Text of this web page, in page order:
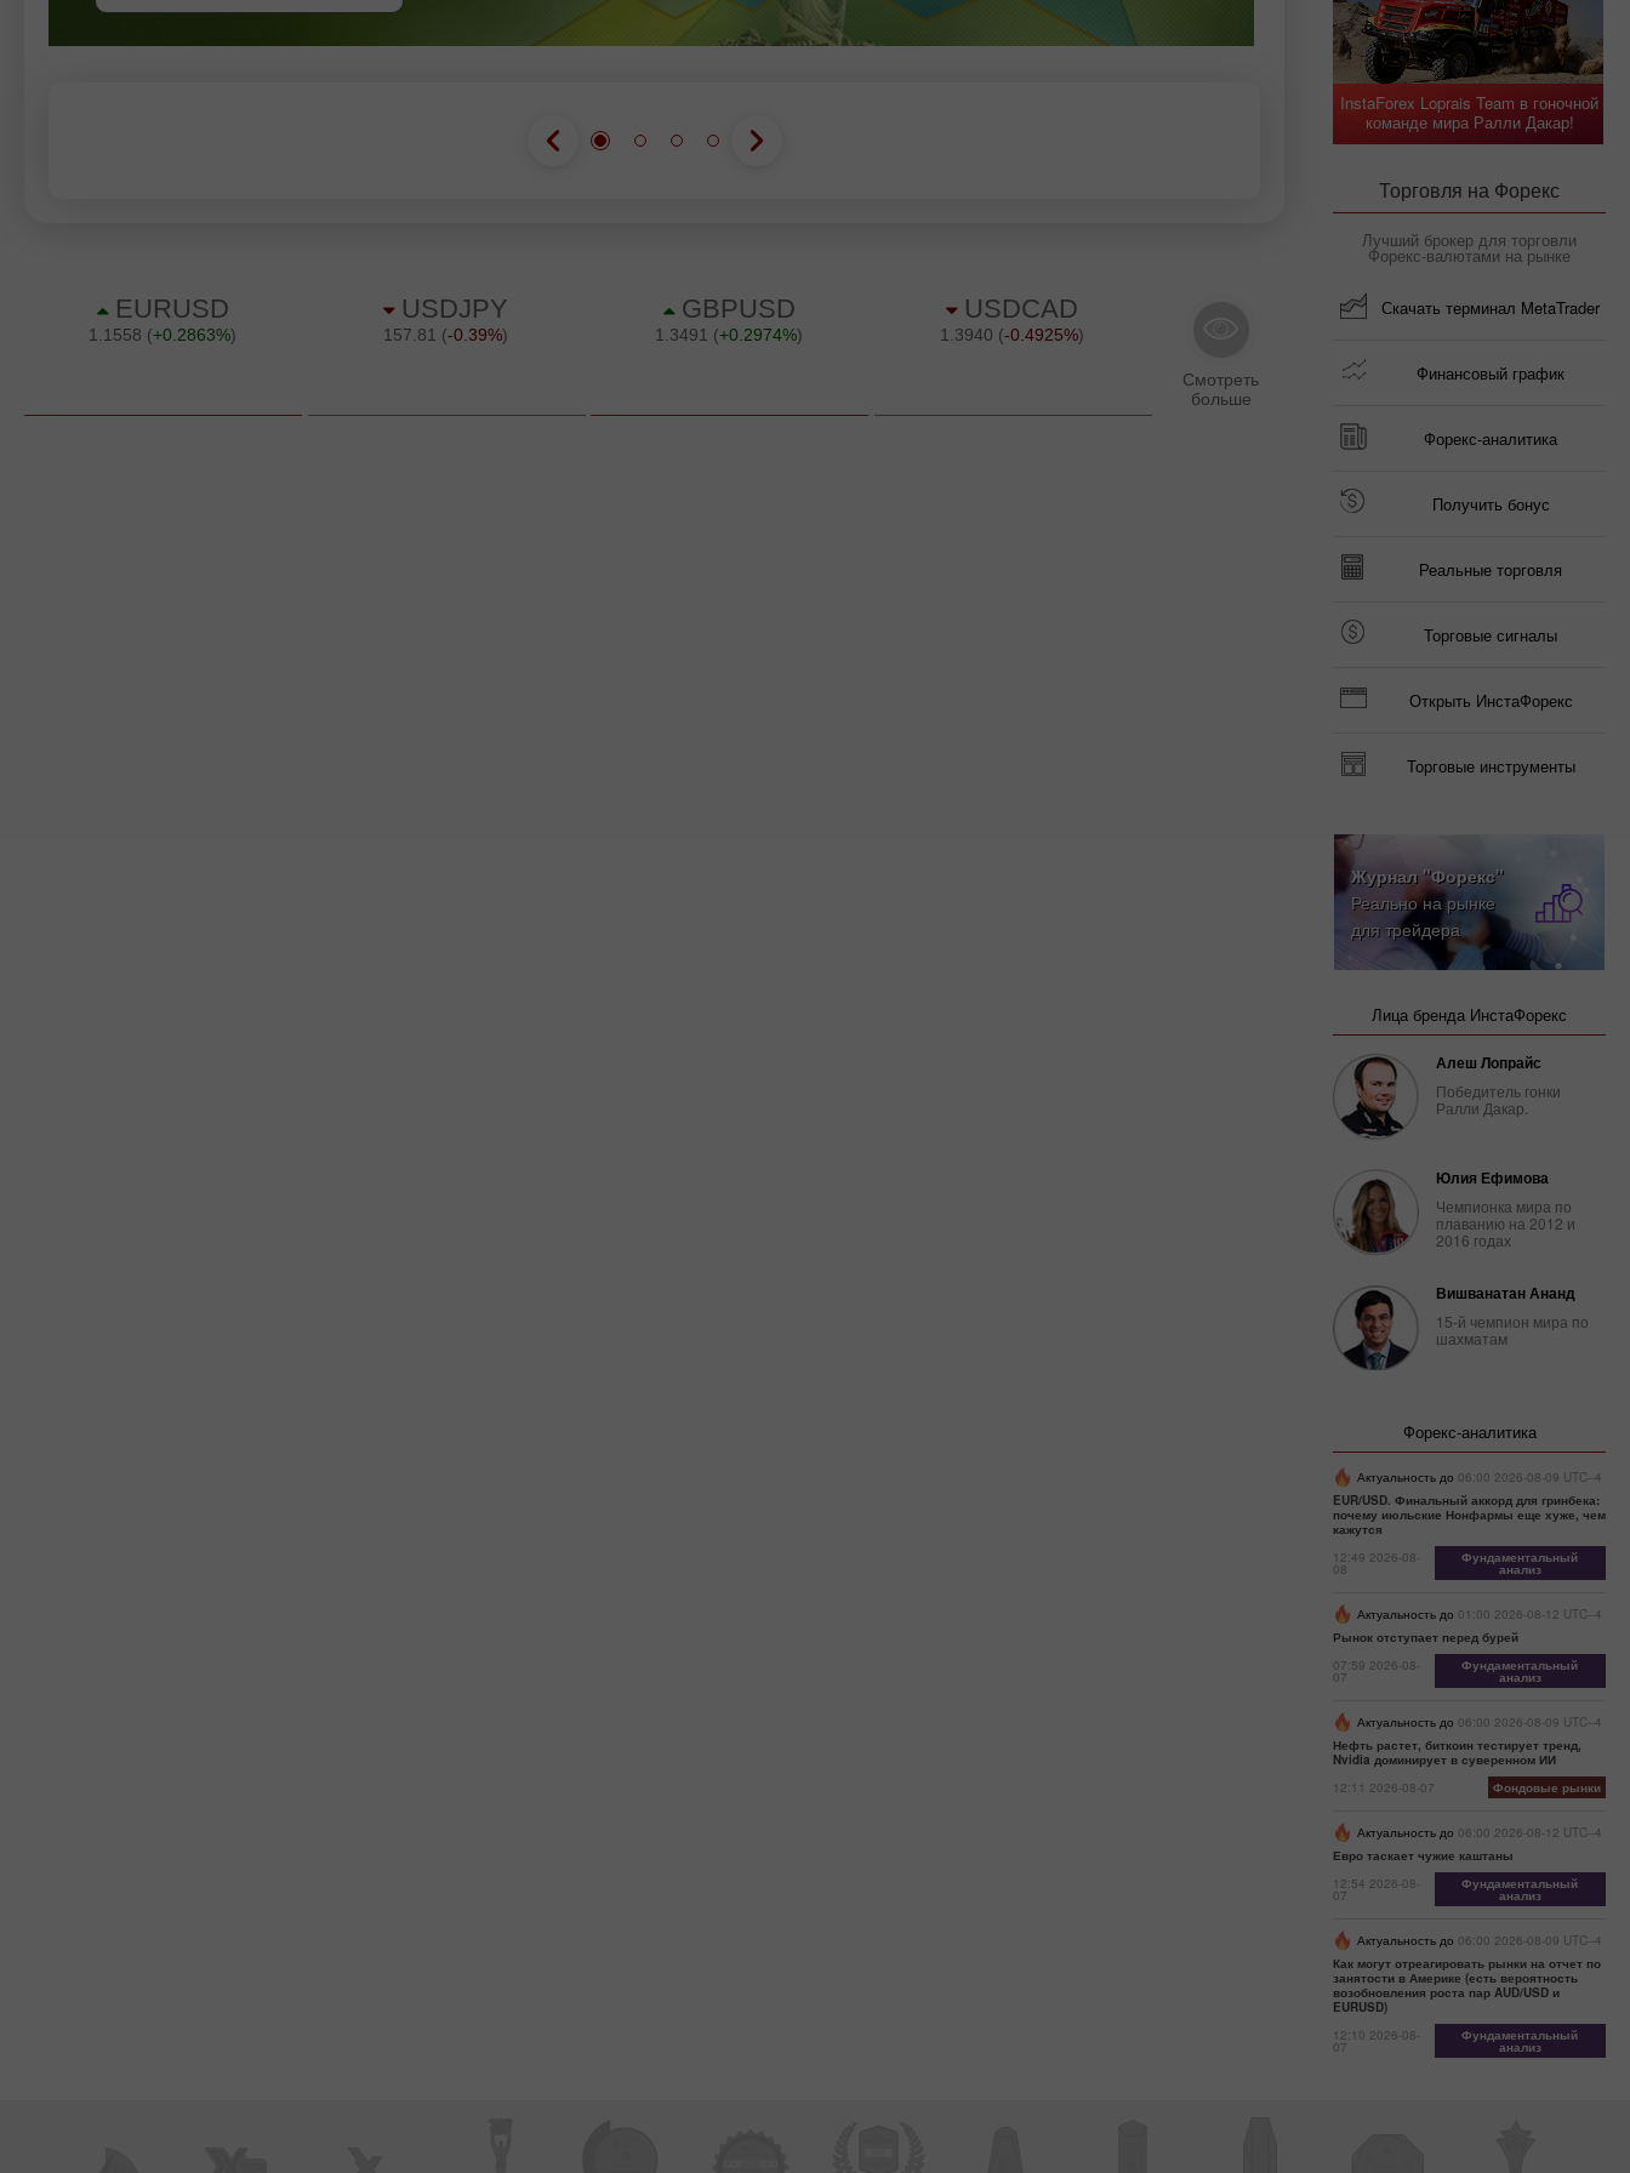
InstaForex Loprais Team в гоночной
команде мира Ралли Дакар!
Торговля на Форекс
Лучший брокер для торговли
Форекс-валютами на рынке
Скачать терминал MetaTrader
Финансовый график
Форекс-аналитика
Получить бонус
Реальные торговля
Торговые сигналы
Открыть ИнстаФорекс
Торговые инструменты
Журнал "Форекс"
Реально на рынке
для трейдера
Лица бренда ИнстаФорекс
Алеш Лопрайс
Победитель гонки
Ралли Дакар.
Юлия Ефимова
Чемпионка мира по
плаванию на 2012 и
2016 годах
Вишванатан Ананд
15-й чемпион мира по
шахматам
Форекс-аналитика
Актуальность до 06:00 2026-08-09 UTC--4
EUR/USD. Финальный аккорд для гринбека:
почему июльские Нонфармы еще хуже, чем
кажутся
12:49 2026-08-
08
Фундаментальный
анализ
Актуальность до 01:00 2026-08-12 UTC--4
Рынок отступает перед бурей
07:59 2026-08-
07
Фундаментальный
анализ
Актуальность до 06:00 2026-08-09 UTC--4
Нефть растет, биткоин тестирует тренд,
Nvidia доминирует в суверенном ИИ
12:11 2026-08-07
Фондовые рынки
Актуальность до 06:00 2026-08-12 UTC--4
Евро таскает чужие каштаны
12:54 2026-08-
07
Фундаментальный
анализ
Актуальность до 06:00 2026-08-09 UTC--4
Как могут отреагировать рынки на отчет по
занятости в Америке (есть вероятность
возобновления роста пар AUD/USD и
EURUSD)
12:10 2026-08-
07
Фундаментальный
анализ